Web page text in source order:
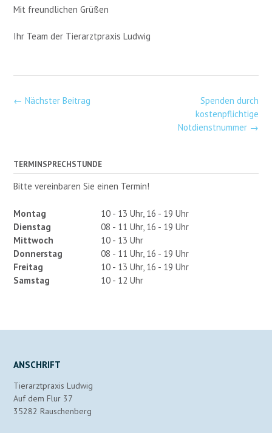
Mit freundlichen Grüßen
Ihr Team der Tierarztpraxis Ludwig
Post
Spenden durch
kostenpflichtige
Notdienstnummer →
← Nächster Beitrag
TERMINSPRECHSTUNDE
Bitte vereinbaren Sie einen Termin!
Montag
10 - 13 Uhr, 16 - 19 Uhr
Dienstag
08 - 11 Uhr, 16 - 19 Uhr
Mittwoch
10 - 13 Uhr
Donnerstag
08 - 11 Uhr, 16 - 19 Uhr
Freitag
10 - 13 Uhr, 16 - 19 Uhr
Samstag
10 - 12 Uhr
ANSCHRIFT
Tierarztpraxis Ludwig
Auf dem Flur 37
35282 Rauschenberg